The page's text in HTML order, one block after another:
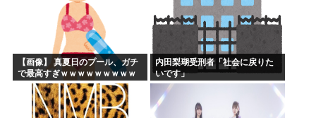
【画像】 真夏日のプール、ガチ
で最高すぎｗｗｗｗｗｗｗｗｗ
内田梨瑚受刑者「社会に戻りた
いです」